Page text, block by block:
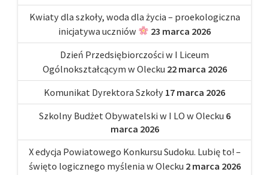
Kwiaty dla szkoły, woda dla życia – proekologiczna
inicjatywa uczniów
23 marca 2026
Dzień Przedsiębiorczości w I Liceum
Ogólnokształcącym w Olecku 22 marca 2026
Komunikat Dyrektora Szkoły 17 marca 2026
Szkolny Budżet Obywatelski w I LO w Olecku 6
marca 2026
X edycja Powiatowego Konkursu Sudoku. Lubię to! –
święto logicznego myślenia w Olecku 2 marca 2026